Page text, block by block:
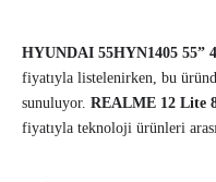
HYUNDAI 55HYN1405 55”
fiyatıyla listelenirken, bu
sunuluyor. REALME 12 Lite
fiyatıyla teknoloji ürünleri